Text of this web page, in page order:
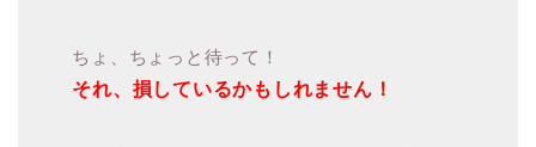
ちょ、ちょっと待って！
それ、損しているかもしれません！